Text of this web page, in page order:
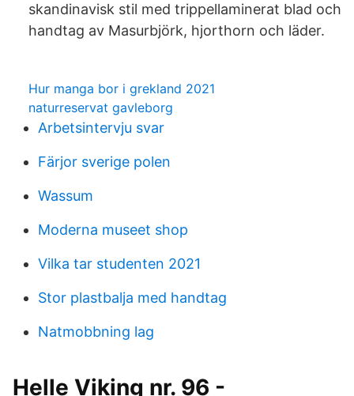
skandinavisk stil med trippellaminerat blad och
handtag av Masurbjörk, hjorthorn och läder.
Hur manga bor i grekland 2021
naturreservat gavleborg
Arbetsintervju svar
Färjor sverige polen
Wassum
Moderna museet shop
Vilka tar studenten 2021
Stor plastbalja med handtag
Natmobbning lag
Helle Viking nr. 96 -